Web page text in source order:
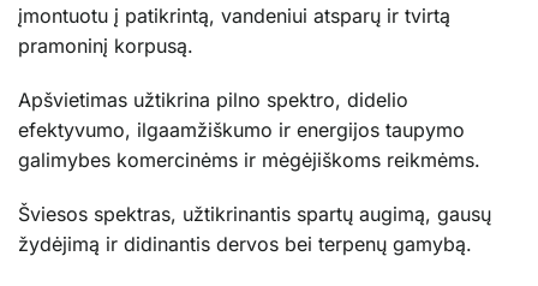
įmontuotu į patikrintą, vandeniui atsparų ir tvirtą
pramoninį korpusą.
Apšvietimas užtikrina pilno spektro, didelio
efektyvumo, ilgaamžiškumo ir energijos taupymo
galimybes komercinėms ir mėgėjiškoms reikmėms.
Šviesos spektras, užtikrinantis spartų augimą, gausų
žydėjimą ir didinantis dervos bei terpenų gamybą.